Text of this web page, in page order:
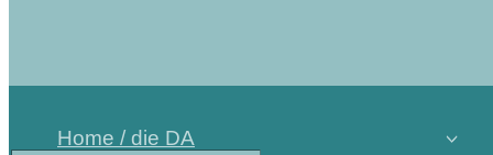
Home / die DA